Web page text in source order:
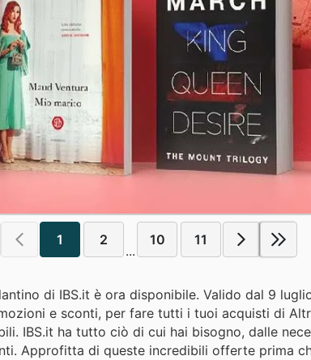
1 2
...
10 11
di IBS.it è ora disponibile. Valido dal 9
e sconti, per fare tutti i tuoi acquisti di
IBS.it ha tutto ciò di cui hai bisogno, dalle
Approfitta di queste incredibili offerte prima